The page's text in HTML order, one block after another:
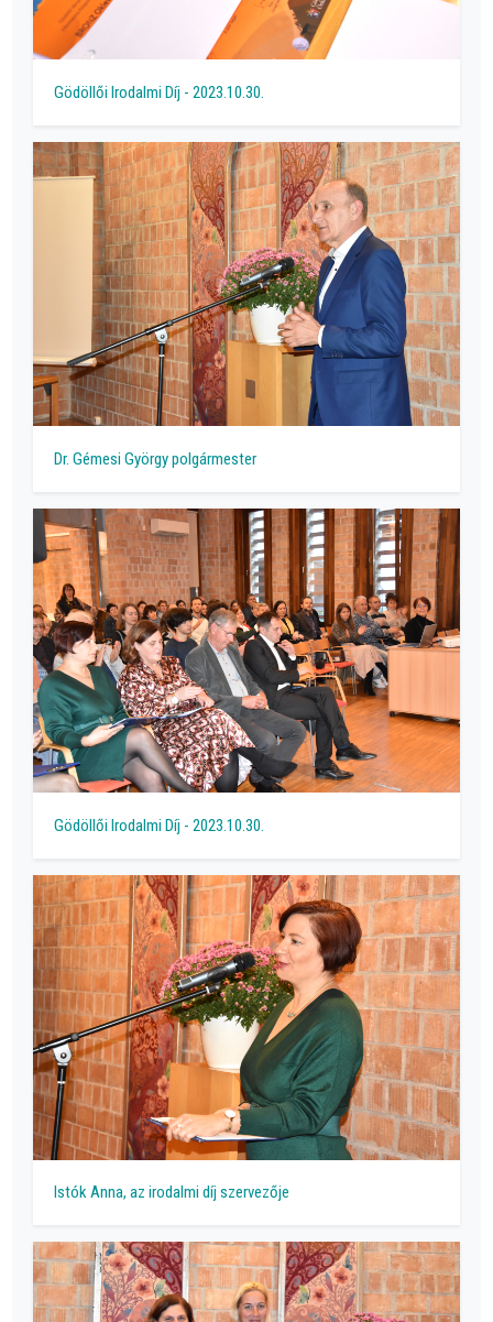
Gödöllői Irodalmi Díj - 2023.10.30.
Dr. Gémesi György polgármester
Gödöllői Irodalmi Díj - 2023.10.30.
Istók Anna, az irodalmi díj szervezője